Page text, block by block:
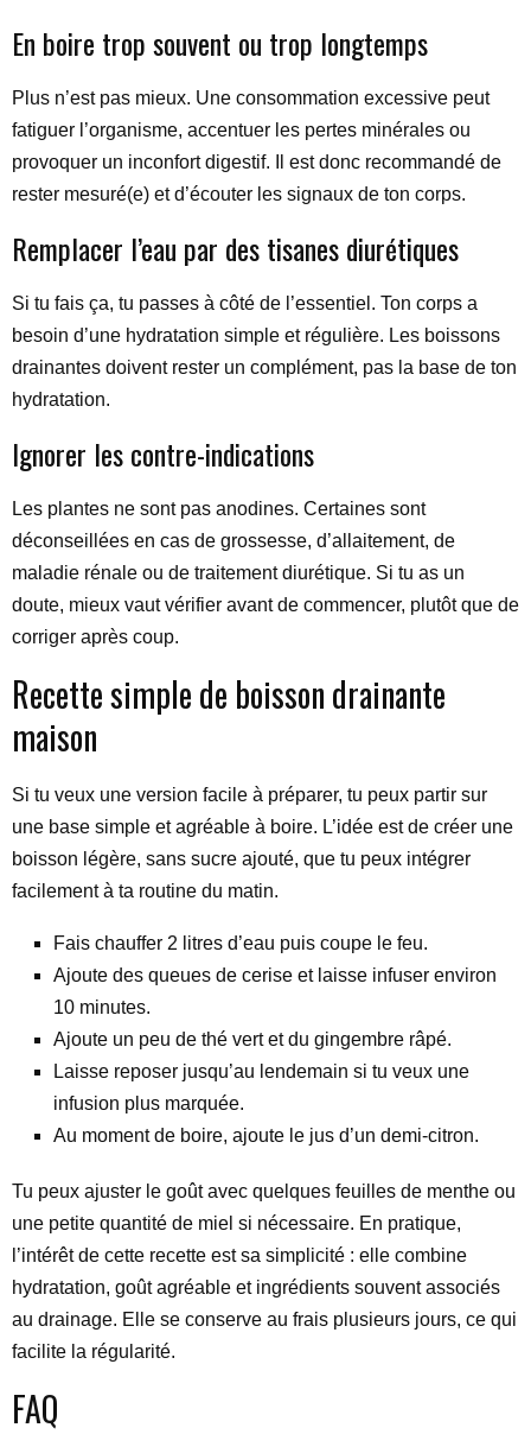
En boire trop souvent ou trop longtemps
Plus n’est pas mieux. Une consommation excessive peut
fatiguer l’organisme, accentuer les pertes minérales ou
provoquer un inconfort digestif. Il est donc recommandé de
rester mesuré(e) et d’écouter les signaux de ton corps.
Remplacer l’eau par des tisanes diurétiques
Si tu fais ça, tu passes à côté de l’essentiel. Ton corps a
besoin d’une hydratation simple et régulière. Les boissons
drainantes doivent rester un complément, pas la base de ton
hydratation.
Ignorer les contre-indications
Les plantes ne sont pas anodines. Certaines sont
déconseillées en cas de grossesse, d’allaitement, de
maladie rénale ou de traitement diurétique. Si tu as un
doute, mieux vaut vérifier avant de commencer, plutôt que de
corriger après coup.
Recette simple de boisson drainante
maison
Si tu veux une version facile à préparer, tu peux partir sur
une base simple et agréable à boire. L’idée est de créer une
boisson légère, sans sucre ajouté, que tu peux intégrer
facilement à ta routine du matin.
Fais chauffer 2 litres d’eau puis coupe le feu.
Ajoute des queues de cerise et laisse infuser environ
10 minutes.
Ajoute un peu de thé vert et du gingembre râpé.
Laisse reposer jusqu’au lendemain si tu veux une
infusion plus marquée.
Au moment de boire, ajoute le jus d’un demi-citron.
Tu peux ajuster le goût avec quelques feuilles de menthe ou
une petite quantité de miel si nécessaire. En pratique,
l’intérêt de cette recette est sa simplicité : elle combine
hydratation, goût agréable et ingrédients souvent associés
au drainage. Elle se conserve au frais plusieurs jours, ce qui
facilite la régularité.
FAQ